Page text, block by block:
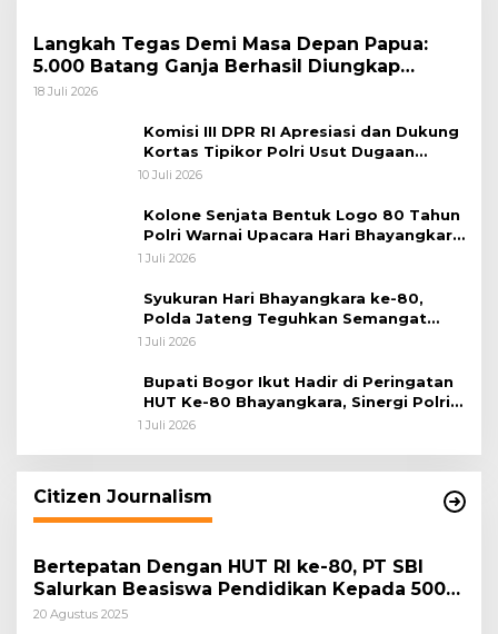
Langkah Tegas Demi Masa Depan Papua:
5.000 Batang Ganja Berhasil Diungkap
Koops TNI Habema
18 Juli 2026
Komisi III DPR RI Apresiasi dan Dukung
Kortas Tipikor Polri Usut Dugaan
Korupsi Batu Bara
10 Juli 2026
Kolone Senjata Bentuk Logo 80 Tahun
Polri Warnai Upacara Hari Bhayangkara
ke-80
1 Juli 2026
Syukuran Hari Bhayangkara ke-80,
Polda Jateng Teguhkan Semangat
Pengabdian dan Pererat Kebersamaan
1 Juli 2026
Bupati Bogor Ikut Hadir di Peringatan
HUT Ke-80 Bhayangkara, Sinergi Polri
dan Pemkab Bogor Jadi Kunci Menjaga
1 Juli 2026
Citizen Journalism
Bertepatan Dengan HUT RI ke-80, PT SBI
Salurkan Beasiswa Pendidikan Kepada 500
Pelajar
20 Agustus 2025